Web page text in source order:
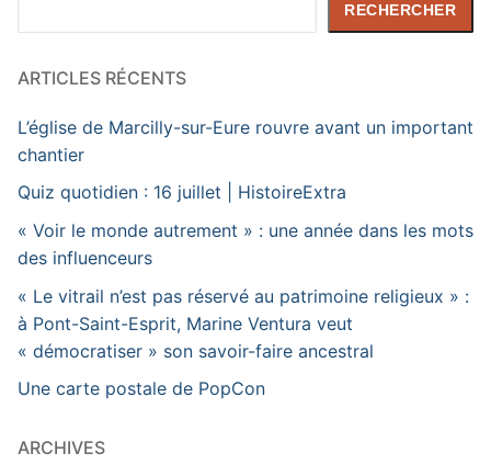
RECHERCHER
ARTICLES RÉCENTS
L’église de Marcilly-sur-Eure rouvre avant un important
chantier
Quiz quotidien : 16 juillet | HistoireExtra
« Voir le monde autrement » : une année dans les mots
des influenceurs
« Le vitrail n’est pas réservé au patrimoine religieux » :
à Pont-Saint-Esprit, Marine Ventura veut
« démocratiser » son savoir-faire ancestral
Une carte postale de PopCon
ARCHIVES